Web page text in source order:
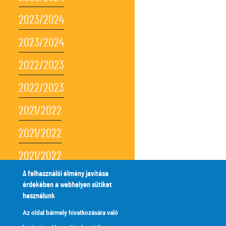
2023/2024
2023/2024
2022/2023
2022/2023
2021/2022
2021/2022
2021/2022
2021/2022
2021/2022
A felhasználói élmény javítása
érdekében a webhelyen sütiket
használunk
Az oldal bármely hivatkozására való